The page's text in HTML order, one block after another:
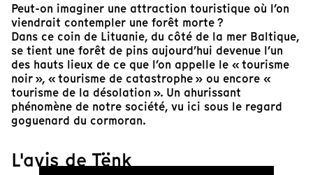
Peut-on imaginer une attraction touristique où l’on
viendrait contempler une forêt morte ?
Dans ce coin de Lituanie, du côté de la mer Baltique,
se tient une forêt de pins aujourd’hui devenue l’un
des hauts lieux de ce que l’on appelle le « tourisme
noir », « tourisme de catastrophe » ou encore «
tourisme de la désolation ». Un ahurissant
phénomène de notre société, vu ici sous le regard
goguenard du cormoran.
L'avis de Tënk